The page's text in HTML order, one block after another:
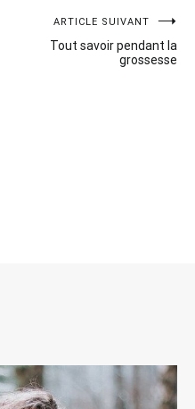
ARTICLE SUIVANT
Tout savoir pendant la
grossesse